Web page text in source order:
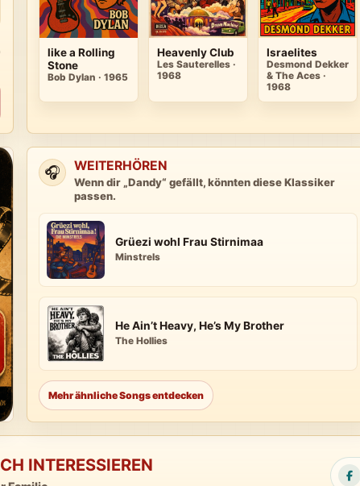
like a Rolling
Stone
Bob Dylan · 1965
Heavenly Club
Les Sauterelles ·
1968
Israelites
Desmond Dekker
& The Aces ·
1968
🎧 WEITERHÖREN
Wenn dir „Dandy“ gefällt, könnten diese Klassiker
passen.
Grüezi wohl Frau Stirnimaa
Minstrels
He Ain’t Heavy, He’s My Brother
The Hollies
Mehr ähnliche Songs entdecken
INTERESSIEREN